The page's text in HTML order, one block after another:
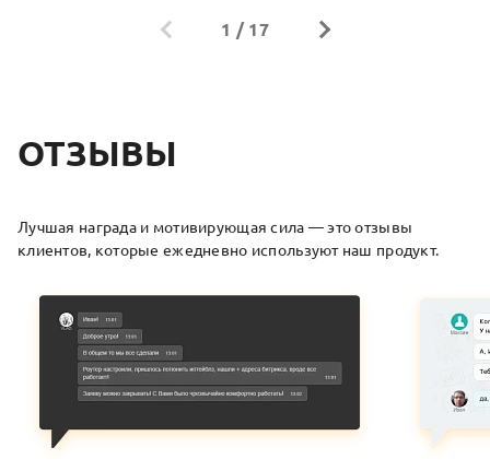
1 / 17
ОТЗЫВЫ
Лучшая награда и мотивирующая сила — это отзывы
клиентов, которые ежедневно используют наш продукт.